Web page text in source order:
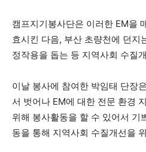
캠프지기봉사단은 이러한 EM을
효시킨 다음, 부산 초량천에 던지
정작용을 돕는 등 지역사회 수질
이날 봉사에 참여한 박임태 단장
서 벗어나 EM에 대한 전문 환경
위해 봉사활동을 할 수 있어서 기
동을 통해 지역사회 수질개선을